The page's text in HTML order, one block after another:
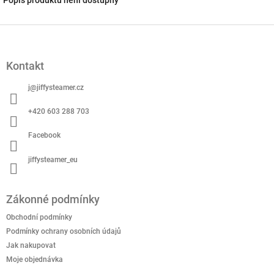
Kontakt
j@jiffysteamer.cz
+420 603 288 703
Facebook
jiffysteamer_eu
Zákonné podmínky
Obchodní podmínky
Podmínky ochrany osobních údajů
Jak nakupovat
Moje objednávka